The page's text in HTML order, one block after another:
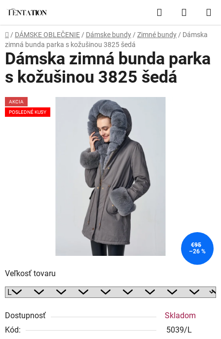
obsah
Hľadať
KOŠÍK
Domov
/ DÁMSKE OBLEČENIE / Dámske bundy / Zimné bundy / Dámska
zimná bunda parka s kožušinou 3825 šedá
Veľkosť tovaru
Dostupnosť
Skladom
Kód:
5039/L
Dámska zimná bunda parka
s kožušinou 3825 šedá
AKCIA
POSLEDNÉ KUSY
€95
–26 %